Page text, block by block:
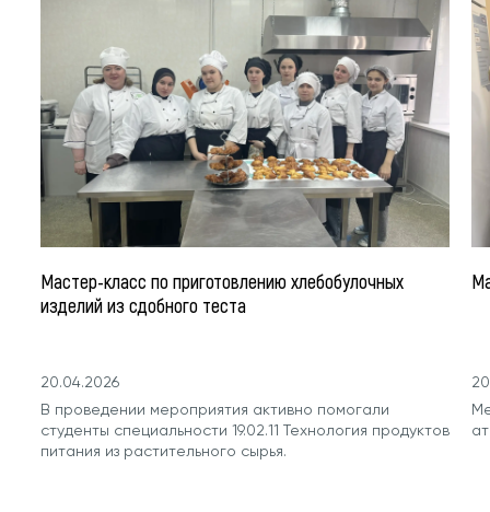
Мастер-класс по приготовлению хлебобулочных
изделий из сдобного теста
20.04.2026
В проведении мероприятия активно помогали
студенты специальности 19.02.11 Технология продуктов
питания из растительного сырья.